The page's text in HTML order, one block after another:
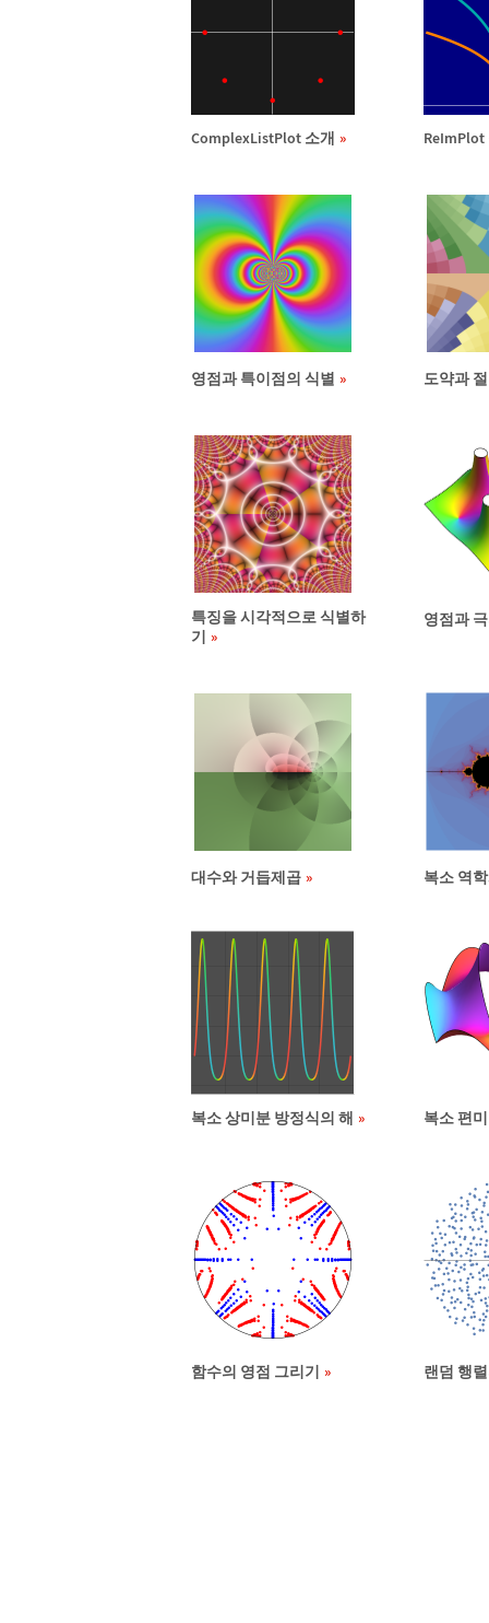
ComplexListPlot 소개 ReImPlot
영점과 특이점의 식별 도약과
특징을 시각적으로 식별하
기
영점과
대수와 거듭제곱 복소 역
복소 상미분 방정식의 해 복소 편
함수의 영점 그리기 랜덤 행